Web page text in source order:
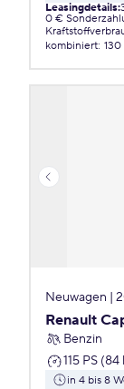
Leasingdetails:
0 €
kombiniert:
Neuwagen |
Renault
Benzin
115 PS
in 4 bis 8